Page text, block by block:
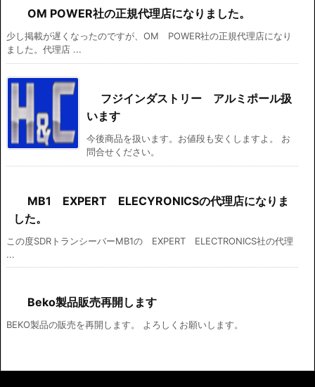
OM POWER社の正規代理店になりました。
少し掲載が遅くなったのですが、OM POWER社の正規代理店になり
ました。代理店 ...
フジインダストリー アルミポール扱
います
今後商品を扱います。お値段も安くしますよ。 お
問合せください。
MB1 EXPERT ELECYRONICSの代理店になりま
した。
この度SDRトランシーバーMB1の EXPERT ELECTRONICS社の代理
...
Beko製品販売再開します
BEKO製品の販売を再開します。 よろしくお願いします。